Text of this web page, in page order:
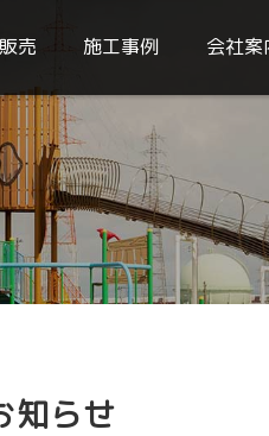
売 施工事例 会社案
知らせ